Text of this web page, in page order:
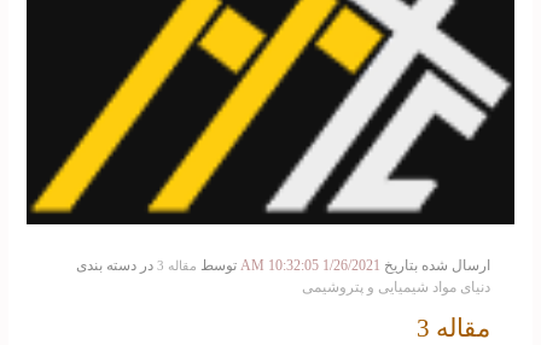
ارسال شده بتاریخ 1/26/2021 10:32:05 AM توسط مقاله 3
در دسته بندی
دنیای مواد شیمیایی و پتروشیمی
مقاله 3